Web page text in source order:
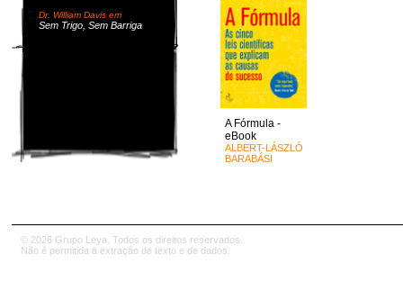
Dr. William Davis em
Sem Trigo, Sem Barriga
A Fórmula -
eBook
ALBERT-LÁSZLÓ
BARABÁSI
© 2026 Grupo Leya. Todos os direitos reservados.
Não é permitida a extração de texto e de dados.